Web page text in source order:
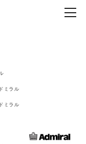
ミラル
ミラル